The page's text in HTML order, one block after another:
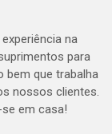
na
para
bem que trabalha
nossos clientes.
em casa!